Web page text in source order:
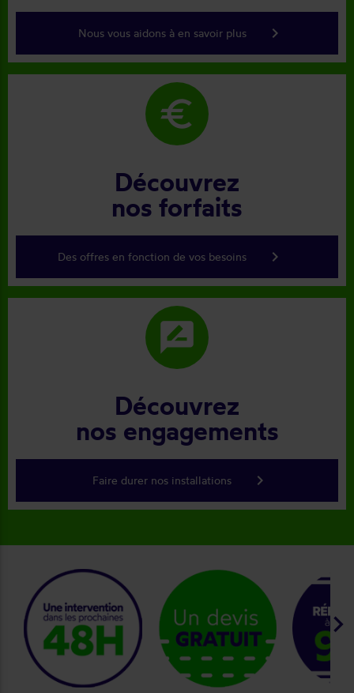
Nous vous aidons à en savoir plus keyboard_arrow_right
euro
Découvrez
nos forfaits
Des offres en fonction de vos besoins keyboard_arrow_right
rate_review
Découvrez
nos engagements
Faire durer nos installations keyboard_arrow_right
keyboard_arrow_right